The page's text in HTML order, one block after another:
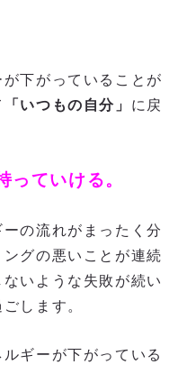
下がっていることが
「いつもの自分」 に戻
っていける。
の流れがまったく分
グの悪いことが連続
いような失敗が続い
します。
ギーが下がっている